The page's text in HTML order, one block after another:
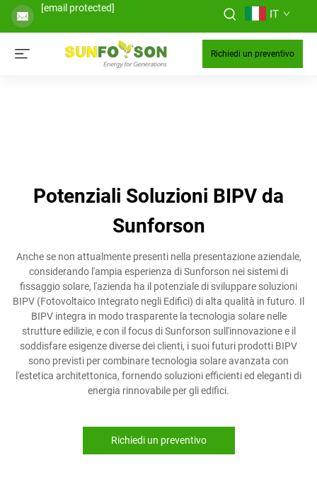
[email protected] IT
Richiedi un preventivo
Potenziali Soluzioni BIPV da
Sunforson
Anche se non attualmente presenti nella presentazione aziendale,
considerando l'ampia esperienza di Sunforson nei sistemi di
fissaggio solare, l'azienda ha il potenziale di sviluppare soluzioni
BIPV (Fotovoltaico Integrato negli Edifici) di alta qualità in futuro. Il
BIPV integra in modo trasparente la tecnologia solare nelle
strutture edilizie, e con il focus di Sunforson sull'innovazione e il
soddisfare esigenze diverse dei clienti, i suoi futuri prodotti BIPV
sono previsti per combinare tecnologia solare avanzata con
l'estetica architettonica, fornendo soluzioni efficienti ed eleganti di
energia rinnovabile per gli edifici.
Richiedi un preventivo